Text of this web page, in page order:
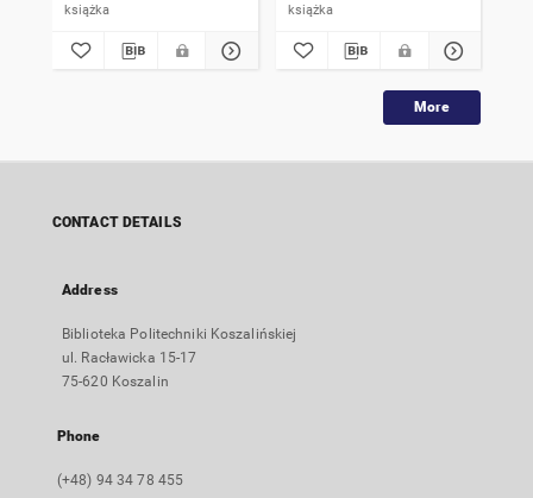
książka
książka
More
CONTACT DETAILS
Address
Biblioteka Politechniki Koszalińskiej
ul. Racławicka 15-17
75-620 Koszalin
Phone
(+48) 94 34 78 455